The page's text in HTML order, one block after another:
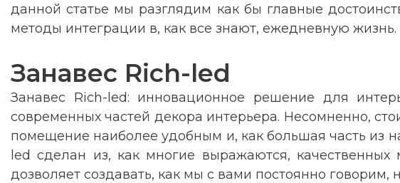
данной статье мы разглядим как бы главные
методы интеграции в, как все знают, ежедневную жизнь.
Занавес Rich-led
Занавес Rich-led: инновационное решение для
современных частей декора интерьера. Несомненно,
помещение наиболее удобным и, как большая часть из
led сделан из, как многие выражаются,
дозволяет создавать, как мы с вами постоянно